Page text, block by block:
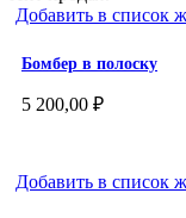
Добавить в список
Бомбер в полоску
5 200,00 ₽
Добавить в список